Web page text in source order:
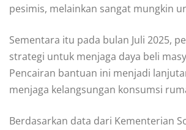
pesimis, melainkan sangat mungkin
Sementara itu pada bulan Juli 2025,
strategi untuk menjaga daya beli
Pencairan bantuan ini menjadi
menjaga kelangsungan konsumsi
Berdasarkan data dari Kementerian